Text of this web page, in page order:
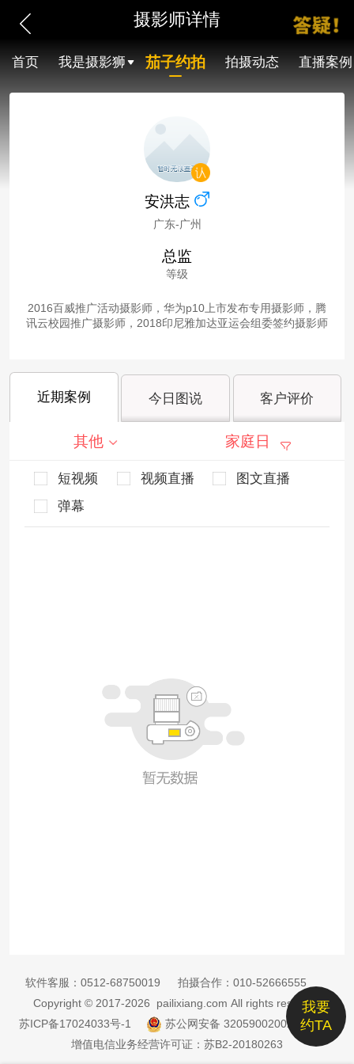
摄影师详情
首页 我是摄影狮 茄子约拍 拍摄动态 直播案例
安洪志
广东-广州
总监
等级
2016百威推广活动摄影师，华为p10上市发布专用摄影师，腾
讯云校园推广摄影师，2018印尼雅加达亚运会组委签约摄影师
近期案例 今日图说 客户评价
其他 家庭日
短视频 视频直播
图文直播
弹幕
我要
约TA
软件客服： 0512-68750019 拍摄合作： 010-52666555
Copyright © 2017-2026 pailixiang.com All rights reserved
苏ICP备17024033号-1
苏公网安备 32059002002885号
增值电信业务经营许可证：苏B2-20180263